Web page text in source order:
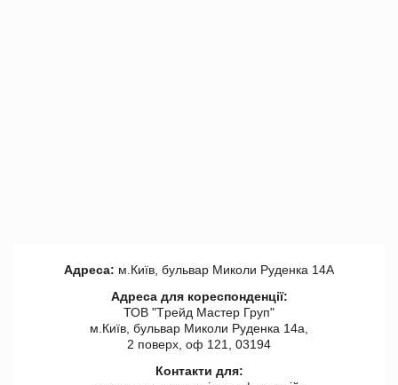
Адреса: м.Київ, бульвар Миколи Руденка 14А
Адреса для кореспонденції:
ТОВ "Tрейд Мастер Груп"
м.Київ, бульвар Миколи Руденка 14а,
2 поверх, оф 121, 03194
Контакти для: